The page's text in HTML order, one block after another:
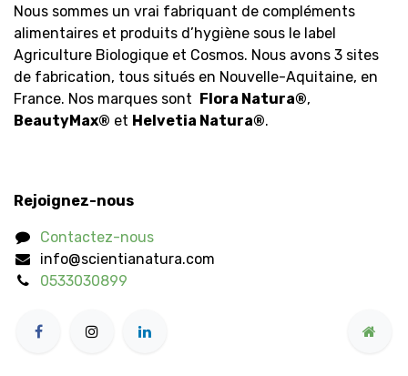
Nous sommes un vrai fabriquant de compléments
alimentaires et produits d’hygiène sous le label
Agriculture Biologique et Cosmos. Nous avons 3 sites
de fabrication, tous situés en Nouvelle-Aquitaine, en
France. Nos marques sont Flora Natura®,
BeautyMax® et Helvetia Natura®.
Rejoignez-nous
Contactez-nous
info@scientianatura.com
0533030899